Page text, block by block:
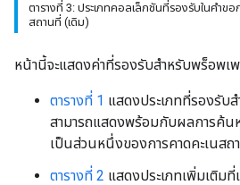
ตารางที่ 3: ประเภทคอลเล็กชันที่รองรับในคําข
สถานที่ (เดิม)
หน้านี้จะแสดงค่าที่รองรับสำหรับพร็อพเ
ตารางที่ 1 แสดงประเภทที่รองรับ
สามารถแสดงพร้อมกับผลการค้นห
เป็นส่วนหนึ่งของการคาดคะเนส
ตารางที่ 2 แสดงประเภทเพิ่มเติ